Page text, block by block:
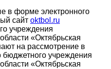
в форме электронного
сайт oktbol.ru
учреждения
«Октябрьская
на рассмотрение в
бюджетного учреждения
«Октябрьская